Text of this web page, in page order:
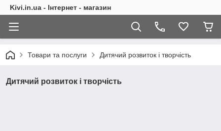
Kivi.in.ua - Інтернет - магазин
Товари та послуги Дитячий розвиток і творчість
Дитячий розвиток і творчість